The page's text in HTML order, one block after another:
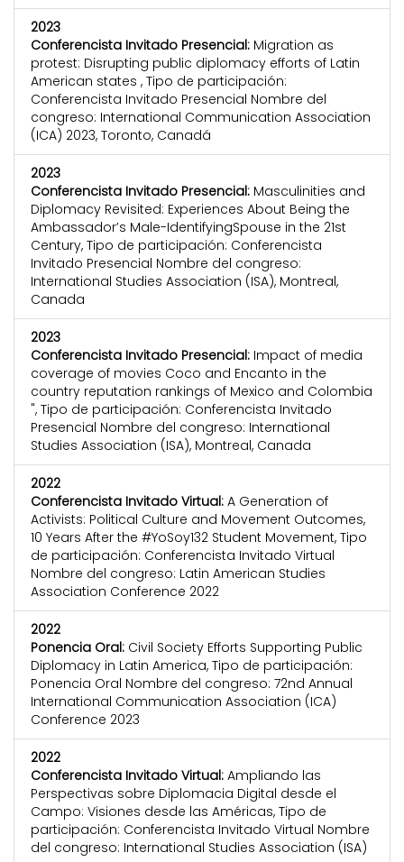
2023
Conferencista Invitado Presencial: Migration as
protest: Disrupting public diplomacy efforts of Latin
American states , Tipo de participación:
Conferencista Invitado Presencial Nombre del
congreso: International Communication Association
(ICA) 2023, Toronto, Canadá
2023
Conferencista Invitado Presencial: Masculinities and
Diplomacy Revisited: Experiences About Being the
Ambassador’s Male-IdentifyingSpouse in the 21st
Century, Tipo de participación: Conferencista
Invitado Presencial Nombre del congreso:
International Studies Association (ISA), Montreal,
Canada
2023
Conferencista Invitado Presencial: Impact of media
coverage of movies Coco and Encanto in the
country reputation rankings of Mexico and Colombia
", Tipo de participación: Conferencista Invitado
Presencial Nombre del congreso: International
Studies Association (ISA), Montreal, Canada
2022
Conferencista Invitado Virtual: A Generation of
Activists: Political Culture and Movement Outcomes,
10 Years After the #YoSoy132 Student Movement, Tipo
de participación: Conferencista Invitado Virtual
Nombre del congreso: Latin American Studies
Association Conference 2022
2022
Ponencia Oral: Civil Society Efforts Supporting Public
Diplomacy in Latin America, Tipo de participación:
Ponencia Oral Nombre del congreso: 72nd Annual
International Communication Association (ICA)
Conference 2023
2022
Conferencista Invitado Virtual: Ampliando las
Perspectivas sobre Diplomacia Digital desde el
Campo: Visiones desde las Américas, Tipo de
participación: Conferencista Invitado Virtual Nombre
del congreso: International Studies Association (ISA)